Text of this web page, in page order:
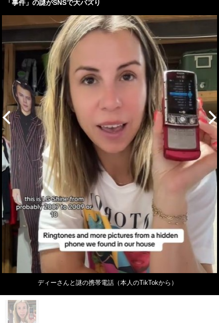
「事件」の謎がSNSで大バズり
ディーさんと謎の携帯電話（本人のTikTokから）